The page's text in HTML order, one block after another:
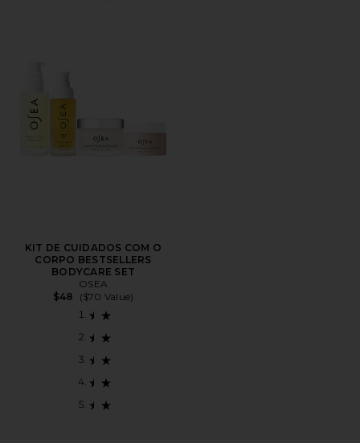
KIT DE CUIDADOS COM O
CORPO BESTSELLERS
BODYCARE SET
OSEA
$48
($70 Value)